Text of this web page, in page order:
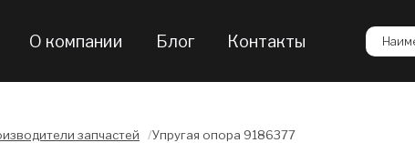
О компании Блог Контакты
запчастей /Упругая опора 9186377